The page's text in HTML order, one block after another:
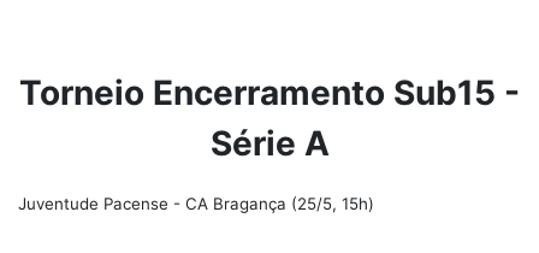
Torneio Encerramento Sub15 -
Série A
Juventude Pacense - CA Bragança (25/5, 15h)